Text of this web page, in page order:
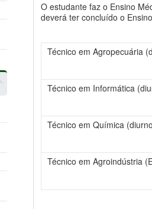
O estudante faz o Ensino
deverá ter concluído o
Técnico em Agropecuária
Técnico em Informática
Técnico em Química
Técnico em Agroindústria